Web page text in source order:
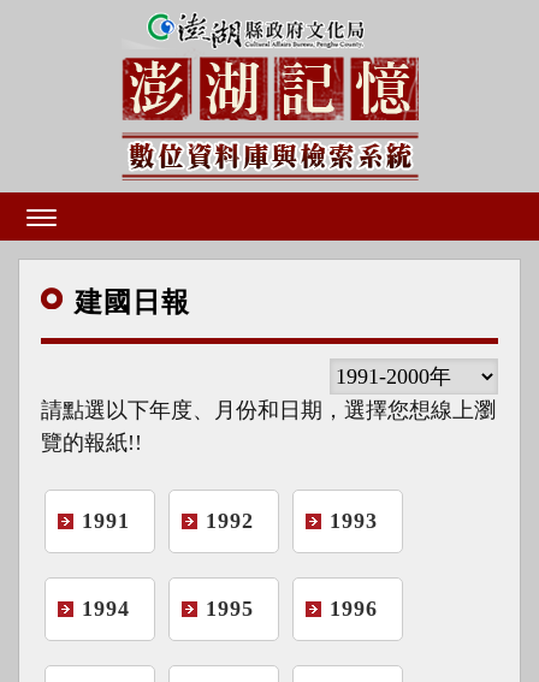
建國 日報
請點選以下年度、月份和日期，選擇您想線上瀏
覽的報紙!!
1991 1992 1993
1994 1995 1996